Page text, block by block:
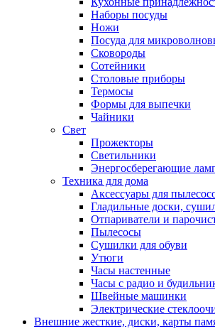
Наборы посуды
Ножи
Посуда для
Сковороды
Сотейники
Столовые приборы
Термосы
Формы для выпечки
Чайники
Свет
Прожекторы
Светильники
Энергосберегающие
Техника для дома
Аксессуары для
Гладильные доски,
Отпариватели и
Пылесосы
Сушилки для обуви
Утюги
Часы настенные
Часы с радио и
Швейные машинки
Электрические
Внешние жесткие, диски, карты